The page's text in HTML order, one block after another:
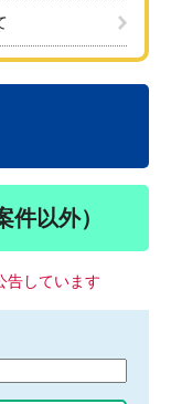
以外）
告しています